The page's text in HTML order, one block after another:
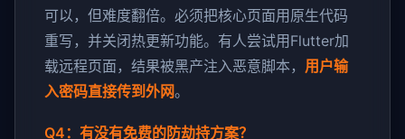
可以，但难度翻倍。必须把核心页面用原生代码
重写，并关闭热更新功能。有人尝试用Flutter加
载远程页面，结果被黑产注入恶意脚本， 用户输
入密码直接传到外网。
Q4：有没有免费的防劫持方案？